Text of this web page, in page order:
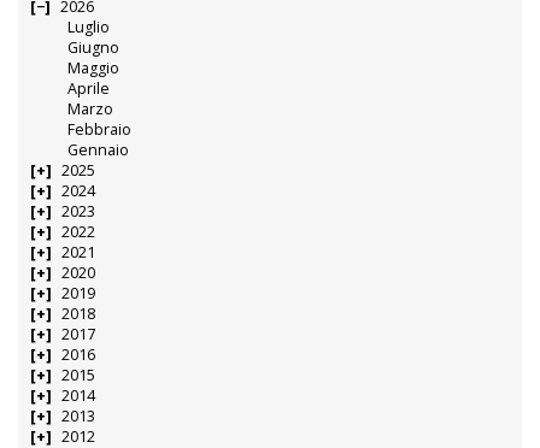
2026
Luglio
Giugno
Maggio
Aprile
Marzo
Febbraio
Gennaio
2025
2024
2023
2022
2021
2020
2019
2018
2017
2016
2015
2014
2013
2012